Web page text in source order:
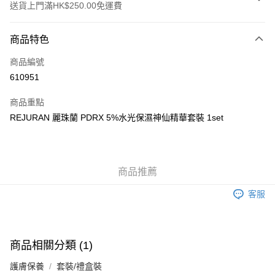
送貨上門滿HK$250.00免運費
信用卡
Apple Pay
WeChat Pay
JD京東物流，訂單確認發貨後2-4個工作天送達
商品特色
商品編號
610951
商品重點
REJURAN 麗珠蘭 PDRX 5%水光保濕神仙精華套裝 1set
商品推薦
客服
商品相關分類 (1)
護膚保養 套裝/禮盒裝